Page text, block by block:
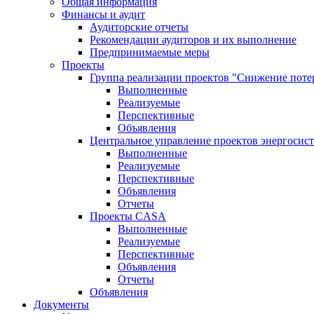
Финансы и аудит
Аудиторские отчеты
Рекомендации аудиторов и их выполнение
Предпринимаемые меры
Проекты
Группа реализации проектов "Снижение
Выполненные
Реализуемые
Перспективные
Объявления
Центральное управление проектов
Выполненные
Реализуемые
Перспективные
Объявления
Отчеты
Проекты CASA
Выполненные
Реализуемые
Перспективные
Объявления
Отчеты
Объявления
Документы